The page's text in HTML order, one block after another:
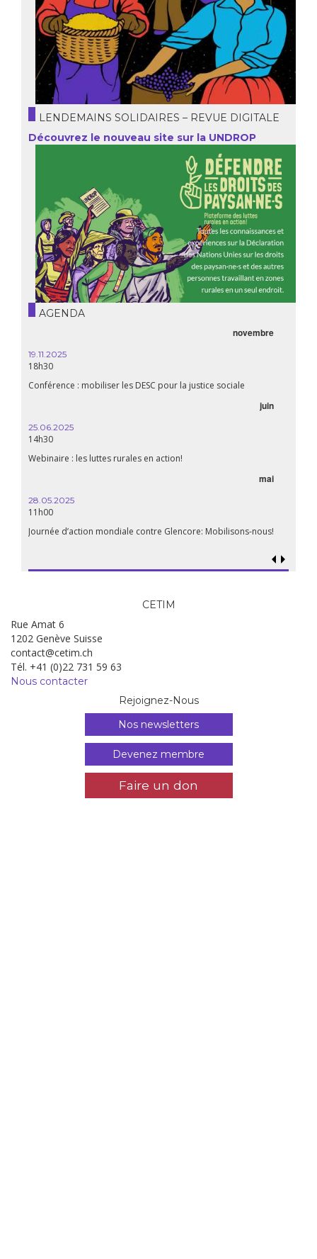
LENDEMAINS SOLIDAIRES – REVUE DIGITALE
Découvrez le nouveau site sur la UNDROP
AGENDA
novembre
19.11.2025
18h30
Conférence : mobiliser les DESC pour la justice sociale
juin
25.06.2025
14h30
Webinaire : les luttes rurales en action!
mai
28.05.2025
11h00
Journée d’action mondiale contre Glencore: Mobilisons-nous!
CETIM
Rue Amat 6
1202 Genève Suisse
contact@cetim.ch
Tél. +41 (0)22 731 59 63
Nous contacter
Rejoignez-Nous
Nos newsletters
Devenez membre
Faire un don